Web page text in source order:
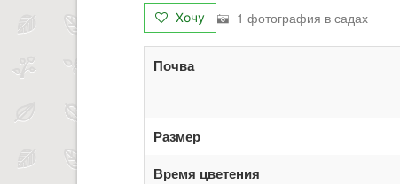
Хочу 1 фотография в садах
Почва
Размер
Время цветения